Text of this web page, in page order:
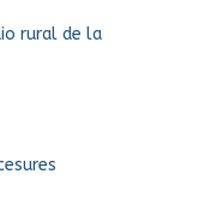
rural de la